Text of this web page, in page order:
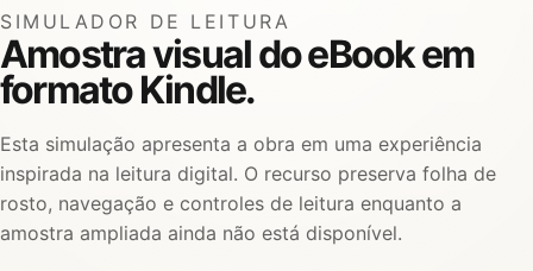
SIMULADOR DE LEITURA
Amostra visual do eBook em
formato Kindle.
Esta simulação apresenta a obra em uma experiência
inspirada na leitura digital. O recurso preserva folha de
rosto, navegação e controles de leitura enquanto a
amostra ampliada ainda não está disponível.